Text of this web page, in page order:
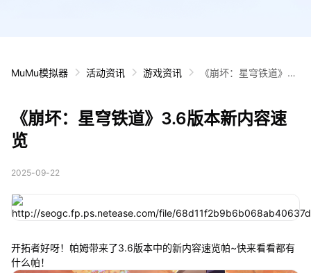
MuMu模拟器 活动资讯 游戏资讯
《崩坏：星穹铁道》3.
《崩坏：星穹铁道》3.6版本新内容速
览
2025-09-22
开拓者好呀！帕姆带来了3.6版本中的新内容速览帕~快来看看都有
什么帕！